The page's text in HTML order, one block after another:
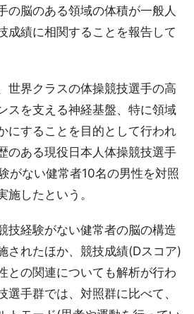
の脳のある領域の体積が一般人
成績に相関することを報告して
世界クラスの体操競技選手の高
スを支える神経基盤、特に領域
にすることを目的として行われ
のある現役日本人体操競技選手
がない健常者10名の男性を対照
施したという。
技経験がない健常者の脳の構造
されたほか、競技成績(Dスコア)
との関連についても解析が行わ
選手群では、対照群に比べて、